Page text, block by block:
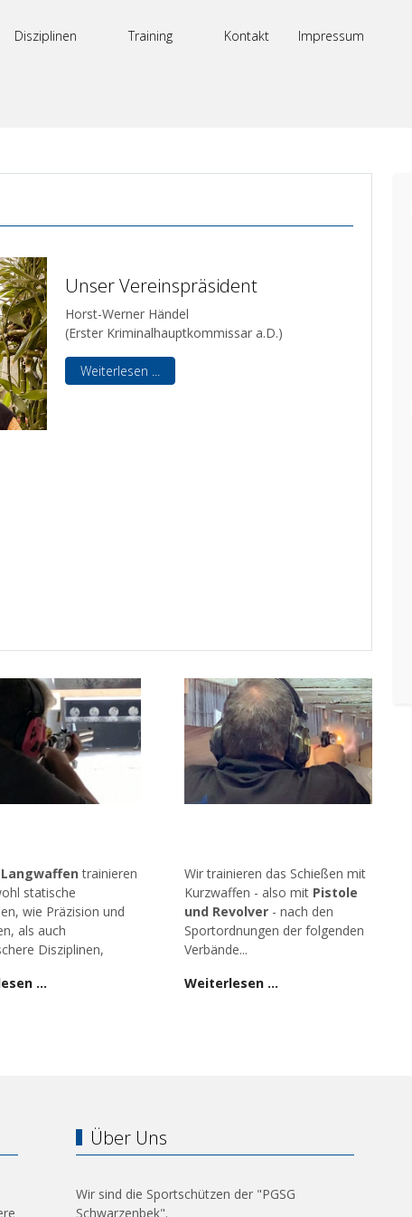
Disziplinen Training Kontakt Impressum
Unser Vereinspräsident
Horst-Werner Händel
(Erster Kriminalhauptkommissar a.D.)
Weiterlesen ...
Langwaffen trainieren
statische
wie Präzision und
als auch
Disziplinen,
…
Wir trainieren das Schießen mit
Kurzwaffen - also mit Pistole
und Revolver - nach den
Sportordnungen der folgenden
Verbände...
Weiterlesen …
Über Uns
Wir sind die Sportschützen der "PGSG
Schwarzenbek".